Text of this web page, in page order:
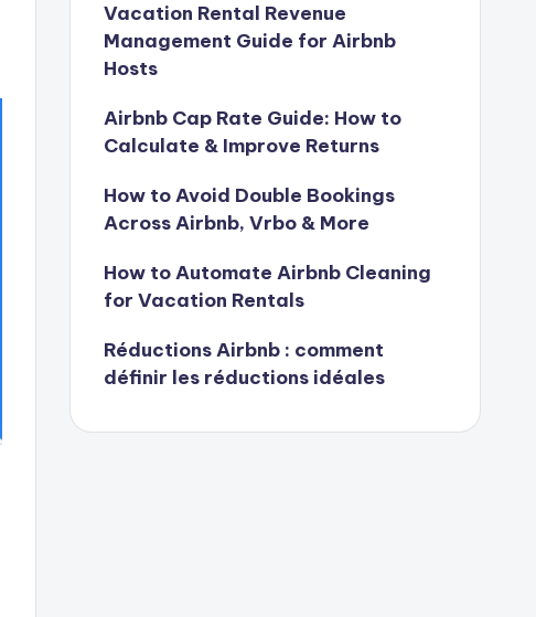
Vacation Rental Revenue
Management Guide for Airbnb
Hosts
Airbnb Cap Rate Guide: How to
Calculate & Improve Returns
How to Avoid Double Bookings
Across Airbnb, Vrbo & More
How to Automate Airbnb Cleaning
for Vacation Rentals
Réductions Airbnb : comment
définir les réductions idéales